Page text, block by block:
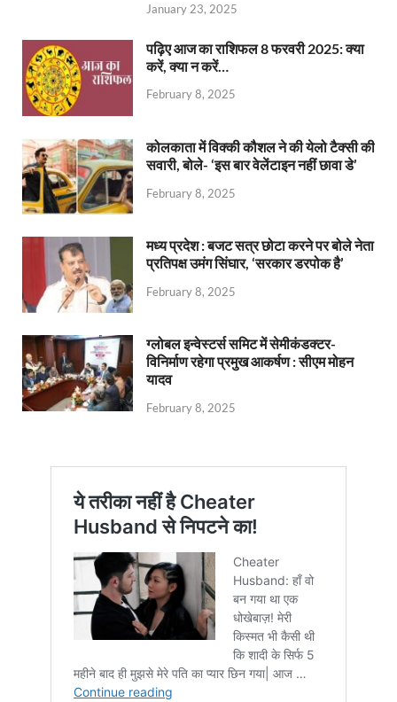
January 23, 2025
पढ़िए आज का राशिफल 8 फरवरी 2025: क्या
करें, क्या न करें…
February 8, 2025
कोलकाता में विक्की कौशल ने की येलो टैक्सी की
सवारी, बोले- ‘इस बार वेलेंटाइन नहीं छावा डे’
February 8, 2025
मध्य प्रदेश : बजट सत्र छोटा करने पर बोले नेता
प्रतिपक्ष उमंग सिंघार, ‘सरकार डरपोक है’
February 8, 2025
ग्लोबल इन्वेस्टर्स समिट में सेमीकंडक्टर-
विनिर्माण रहेगा प्रमुख आकर्षण : सीएम मोहन
यादव
February 8, 2025